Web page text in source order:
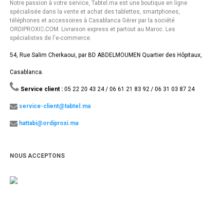
Notre passion à votre service, Tabtel.ma est une boutique en ligne
spécialisée dans la vente et achat des tablettes, smartphones,
téléphones et accessoires à Casablanca Gérer par la société
ORDIPROXI.ِCOM. Livraison express et partout au Maroc. Les
spécialistes de l'e-commerce.
54, Rue Salim Cherkaoui, par BD ABDELMOUMEN Quartier des Hôpitaux,
Casablanca.
Service client : 05 22 20 43 24 / 06 61 21 83 92 / 06 31 03 87 24
service-client@tabtel.ma
hattabi@ordiproxi.ma
NOUS ACCEPTONS